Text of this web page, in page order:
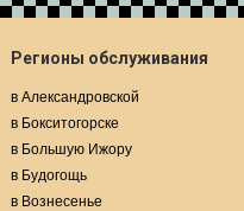
Регионы обслуживания
в Александровской
в Бокситогорске
в Большую Ижору
в Будогощь
в Вознесенье